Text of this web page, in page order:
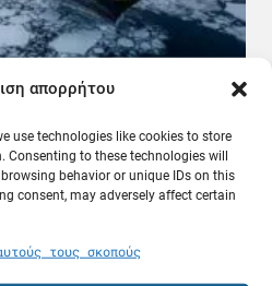
απορρήτου
use technologies like cookies to store
Consenting to these technologies will
behavior or unique IDs on this
consent, may adversely affect certain
τους σκοπούς
φτάσουν στην Ευρώπη